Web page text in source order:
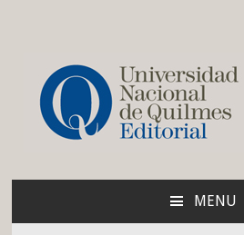
Blog de la
MENU